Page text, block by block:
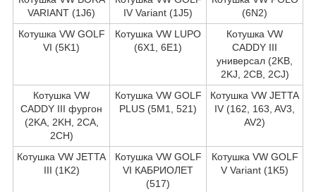
VARIANT (1J6)
IV Variant (1J5)
(6N2)
Котушка VW GOLF
VI (5K1)
Котушка VW LUPO
(6X1, 6E1)
Котушка VW
CADDY III
универсал (2KB,
2KJ, 2CB, 2CJ)
Котушка VW
CADDY III фургон
(2KA, 2KH, 2CA,
2CH)
Котушка VW GOLF
PLUS (5M1, 521)
Котушка VW JETTA
IV (162, 163, AV3,
AV2)
Котушка VW JETTA
III (1K2)
Котушка VW GOLF
VI КАБРИОЛЕТ
(517)
Котушка VW GOLF
V Variant (1K5)